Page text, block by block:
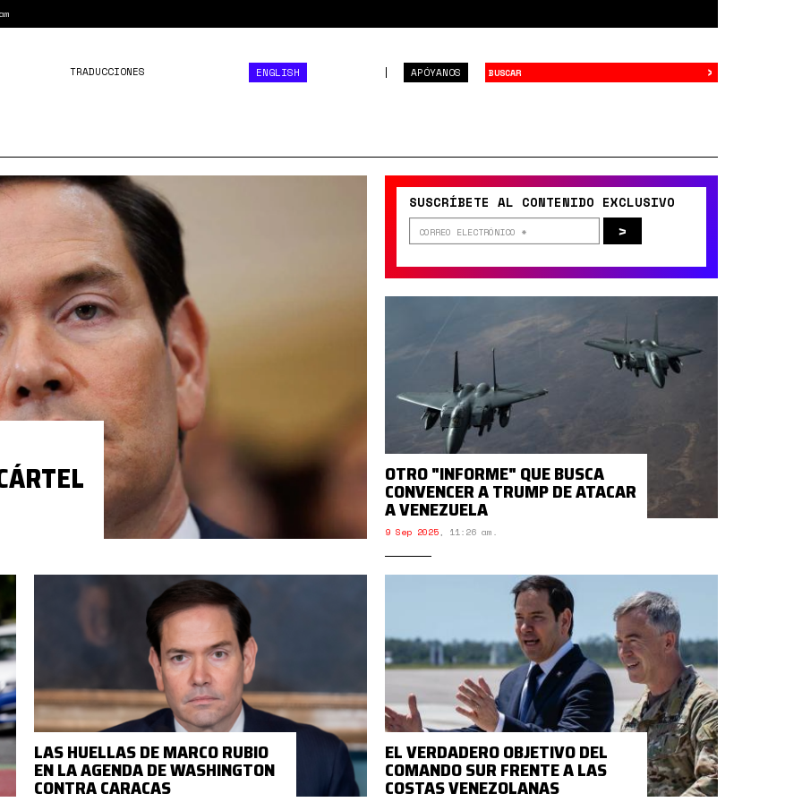
APÓYANOS
TRADUCCIONES ENGLISH ›
SUSCRÍBETE AL CONTENIDO EXCLUSIVO
>
OTRO "INFORME" QUE BUSCA
CONVENCER A TRUMP DE ATACAR
A VENEZUELA
9 Sep 2025, 11:26 am.
LAS HUELLAS DE MARCO RUBIO
EN LA AGENDA DE WASHINGTON
CONTRA CARACAS
EL VERDADERO OBJETIVO DEL
COMANDO SUR FRENTE A LAS
COSTAS VENEZOLANAS